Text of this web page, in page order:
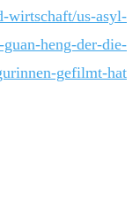
wirtschaft/us-asyl-
heng-der-die-
gefilmt-hat/